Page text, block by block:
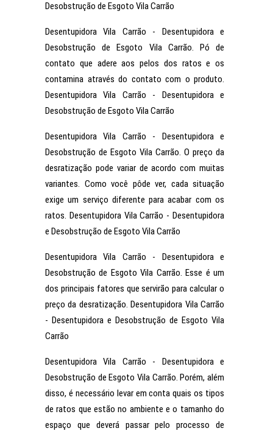
Desobstrução de Esgoto Vila Carrão
Desentupidora Vila Carrão - Desentupidora e
Desobstrução de Esgoto Vila Carrão. Pó de
contato que adere aos pelos dos ratos e os
contamina através do contato com o produto.
Desentupidora Vila Carrão - Desentupidora e
Desobstrução de Esgoto Vila Carrão
Desentupidora Vila Carrão - Desentupidora e
Desobstrução de Esgoto Vila Carrão. O preço da
desratização pode variar de acordo com muitas
variantes. Como você pôde ver, cada situação
exige um serviço diferente para acabar com os
ratos. Desentupidora Vila Carrão - Desentupidora
e Desobstrução de Esgoto Vila Carrão
Desentupidora Vila Carrão - Desentupidora e
Desobstrução de Esgoto Vila Carrão. Esse é um
dos principais fatores que servirão para calcular o
preço da desratização. Desentupidora Vila Carrão
- Desentupidora e Desobstrução de Esgoto Vila
Carrão
Desentupidora Vila Carrão - Desentupidora e
Desobstrução de Esgoto Vila Carrão. Porém, além
disso, é necessário levar em conta quais os tipos
de ratos que estão no ambiente e o tamanho do
espaço que deverá passar pelo processo de